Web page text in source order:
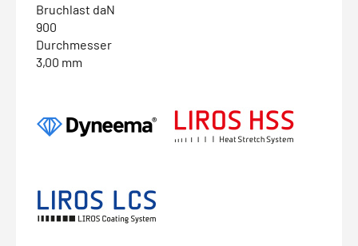
Bruchlast daN
900
Durchmesser
3,00 mm